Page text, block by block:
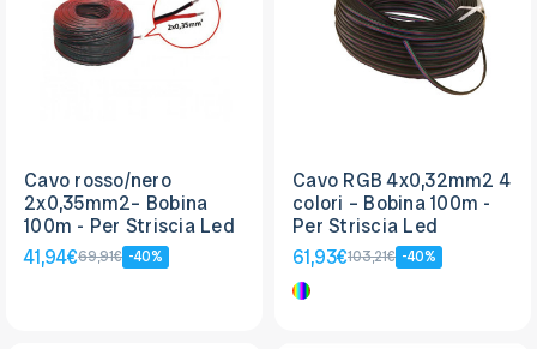
Cavo rosso/nero
2x0,35mm2– Bobina
100m - Per Striscia Led
41,94€69,91€ -40%
Cavo RGB 4x0,32mm2 4
colori – Bobina 100m -
Per Striscia Led
61,93€103,21€ -40%